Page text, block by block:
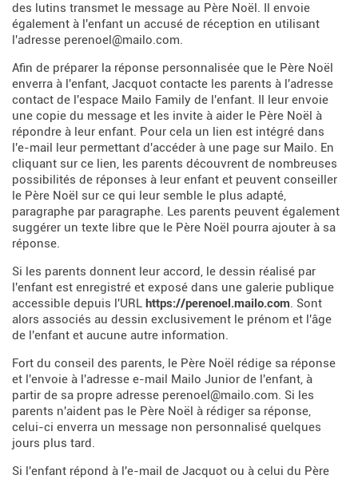
des lutins transmet le message au Père Noël. Il envoie
également à l'enfant un accusé de réception en utilisant
l'adresse perenoel@mailo.com.
Afin de préparer la réponse personnalisée que le Père Noël
enverra à l'enfant, Jacquot contacte les parents à l'adresse
contact de l'espace Mailo Family de l'enfant. Il leur envoie
une copie du message et les invite à aider le Père Noël à
répondre à leur enfant. Pour cela un lien est intégré dans
l'e-mail leur permettant d'accéder à une page sur Mailo. En
cliquant sur ce lien, les parents découvrent de nombreuses
possibilités de réponses à leur enfant et peuvent conseiller
le Père Noël sur ce qui leur semble le plus adapté,
paragraphe par paragraphe. Les parents peuvent également
suggérer un texte libre que le Père Noël pourra ajouter à sa
réponse.
Si les parents donnent leur accord, le dessin réalisé par
l'enfant est enregistré et exposé dans une galerie publique
accessible depuis l'URL https://perenoel.mailo.com. Sont
alors associés au dessin exclusivement le prénom et l'âge
de l'enfant et aucune autre information.
Fort du conseil des parents, le Père Noël rédige sa réponse
et l'envoie à l'adresse e-mail Mailo Junior de l'enfant, à
partir de sa propre adresse perenoel@mailo.com. Si les
parents n'aident pas le Père Noël à rédiger sa réponse,
celui-ci enverra un message non personnalisé quelques
jours plus tard.
Si l'enfant répond à l'e-mail de Jacquot ou à celui du Père